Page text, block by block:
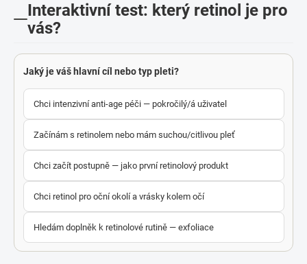
Interaktivní test: který retinol je pro
vás?
Jaký je váš hlavní cíl nebo typ pleti?
Chci intenzivní anti-age péči — pokročilý/á uživatel
Začínám s retinolem nebo mám suchou/citlivou pleť
Chci začít postupně — jako první retinolový produkt
Chci retinol pro oční okolí a vrásky kolem očí
Hledám doplněk k retinolové rutině — exfoliace